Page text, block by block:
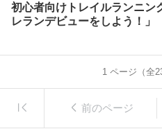
初心者向けトレイルランニン
レランデビューをしよう！」
1ページ（全
前のページ